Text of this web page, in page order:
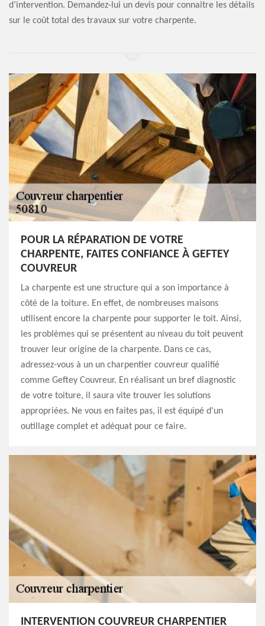
d’intervention. Demandez-lui un devis pour connaitre les détails
sur le coût total des travaux sur votre charpente.
POUR LA RÉPARATION DE VOTRE
CHARPENTE, FAITES CONFIANCE À GEFTEY
COUVREUR
La charpente est une structure qui a son importance à
côté de la toiture. En effet, de nombreuses maisons
utilisent encore la charpente pour supporter le toit. Ainsi,
les problèmes qui se présentent au niveau du toit peuvent
trouver leur origine de la charpente. Dans ce cas,
adressez-vous à un un charpentier couvreur qualifié
comme Geftey Couvreur. En réalisant un bref diagnostic
de votre toiture, il saura vite trouver les solutions
appropriées. Ne vous en faites pas, il est équipé d'un
outillage complet et adéquat pour ce faire.
INTERVENTION COUVREUR CHARPENTIER